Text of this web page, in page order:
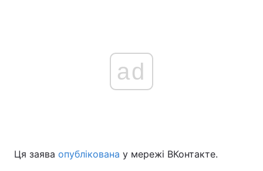
ad
Ця заява опублікована у мережі ВКонтакте.